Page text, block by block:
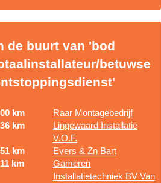
de buurt van 'bod
betuwse
km
Raar Montagebedrijf
km
Lingewaard Installatie
V.O.F.
km
Evers & Zn Bart
km
Gameren
Installatietechniek BV Van